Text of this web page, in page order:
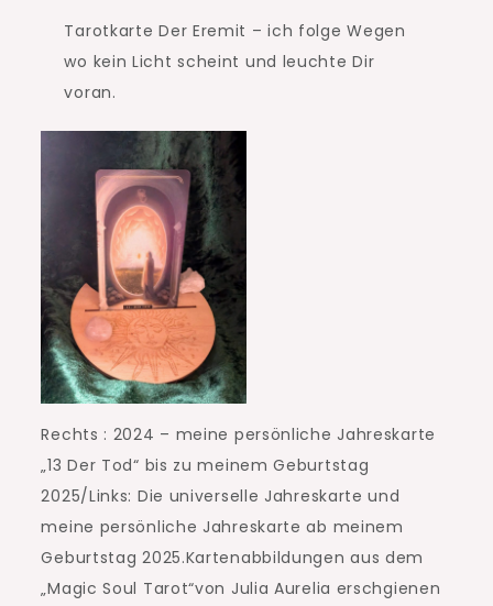
Tarotkarte Der Eremit – ich folge Wegen
wo kein Licht scheint und leuchte Dir
voran.
Rechts : 2024 – meine persönliche Jahreskarte
„13 Der Tod“ bis zu meinem Geburtstag
2025/Links: Die universelle Jahreskarte und
meine persönliche Jahreskarte ab meinem
Geburtstag 2025.Kartenabbildungen aus dem
„Magic Soul Tarot“von Julia Aurelia erschgienen